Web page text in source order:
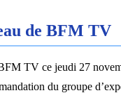
de BFM TV
TV ce jeudi 27
du groupe